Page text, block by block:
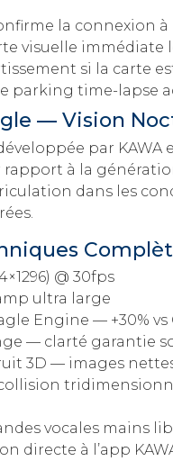
la connexion à
visuelle immédiate
si la carte
parking time-lapse
— Vision
par KAWA
rapport à la
dans les
@ 30fps
ultra large
Engine — +30%
— clarté garantie
3D — images
vocales mains
directe à l’app